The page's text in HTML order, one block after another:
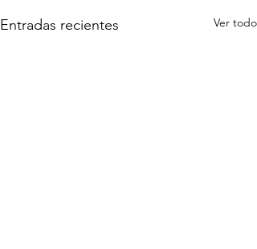
Entradas recientes Ver todo